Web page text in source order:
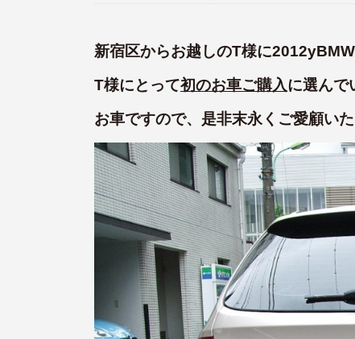
新宿区からお越しのT様に
T様にとって初のお車ご購入に選んで
お車ですので、是非末永くご愛顧いた